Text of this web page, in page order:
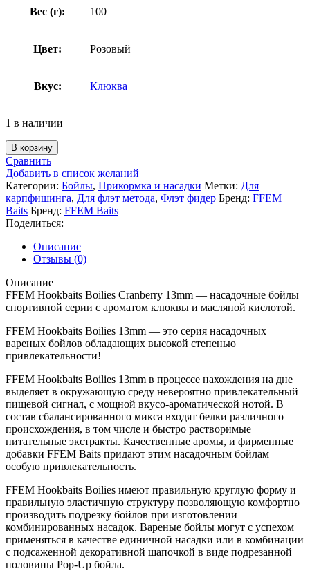
Вес (г): 100
Цвет: Розовый
Вкус: Клюква
1 в наличии
В корзину
Сравнить
Добавить в список желаний
Категории: Бойлы, Прикормка и насадки Метки: Для
карпфишинга, Для флэт метода, Флэт фидер Бренд: FFEM
Baits Бренд: FFEM Baits
Поделиться:
Описание
Отзывы (0)
Описание
FFEM Hookbaits Boilies Cranberry 13mm — насадочные бойлы
спортивной серии с ароматом клюквы и масляной кислотой.
FFEM Hookbaits Boilies 13mm — это серия насадочных
вареных бойлов обладающих высокой степенью
привлекательности!
FFEM Hookbaits Boilies 13mm в процессе нахождения на дне
выделяет в окружающую среду невероятно привлекательный
пищевой сигнал, с мощной вкусо-ароматической нотой. В
состав сбалансированного микса входят белки различного
происхождения, в том числе и быстро растворимые
питательные экстракты. Качественные аромы, и фирменные
добавки FFEM Baits придают этим насадочным бойлам
особую привлекательность.
FFEM Hookbaits Boilies имеют правильную круглую форму и
правильную эластичную структуру позволяющую комфортно
производить подрезку бойлов при изготовлении
комбинированных насадок. Вареные бойлы могут с успехом
применяться в качестве единичной насадки или в комбинации
с подсаженной декоративной шапочкой в виде подрезанной
половины Pop-Up бойла.